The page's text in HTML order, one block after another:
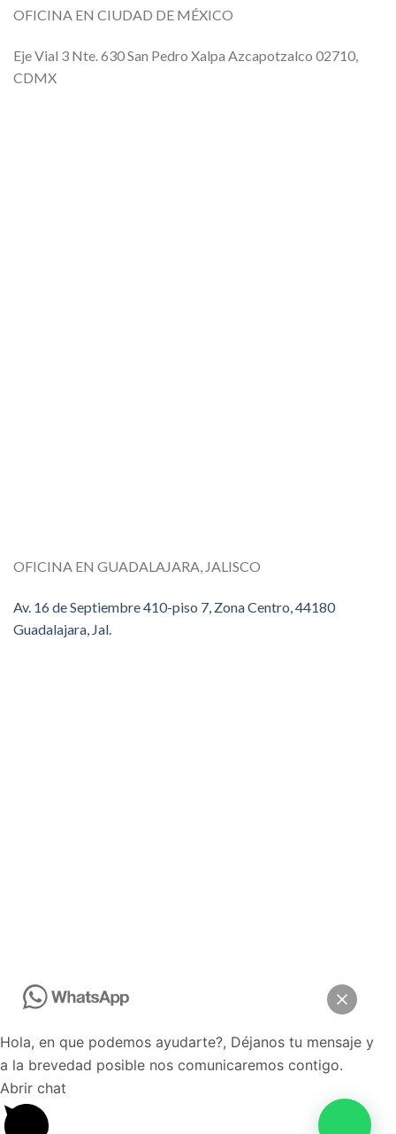
OFICINA EN CIUDAD DE MÉXICO
Eje Vial 3 Nte. 630 San Pedro Xalpa Azcapotzalco 02710,
CDMX
OFICINA EN GUADALAJARA, JALISCO
Av. 16 de Septiembre 410-piso 7, Zona Centro, 44180
Guadalajara, Jal.
Hola, en que podemos ayudarte?, Déjanos tu mensaje y
a la brevedad posible nos comunicaremos contigo.
Abrir chat